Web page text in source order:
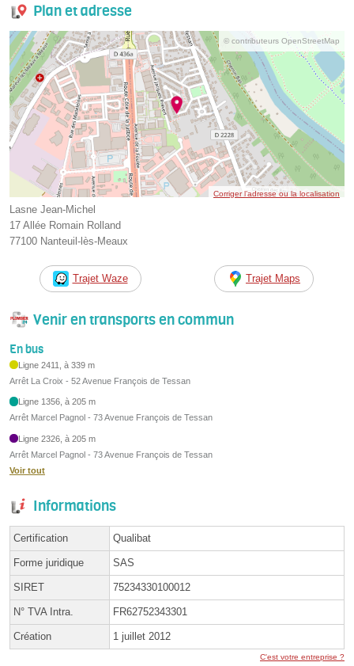
Plan et adresse
© contributeurs OpenStreetMap
Corriger l’adresse ou la localisation
Lasne Jean-Michel
17 Allée Romain Rolland
77100 Nanteuil-lès-Meaux
Trajet Waze Trajet Maps
Venir en transports en commun
En bus
Ligne 2411, à 339 m
Arrêt La Croix - 52 Avenue François de Tessan
Ligne 1356, à 205 m
Arrêt Marcel Pagnol - 73 Avenue François de Tessan
Ligne 2326, à 205 m
Arrêt Marcel Pagnol - 73 Avenue François de Tessan
Voir tout
Informations
Certification Qualibat
Forme juridique SAS
SIRET 75234330100012
N° TVA Intra. FR62752343301
Création 1 juillet 2012
C'est votre entreprise ?